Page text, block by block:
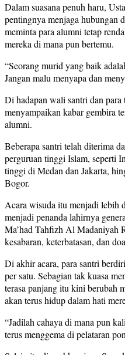
Dalam suasana penuh haru,
pentingnya menjaga hubungan
meminta para alumni tetap
mereka di mana pun bertemu.
“Seorang murid yang baik
Jangan malu menyapa dan
Di hadapan wali santri dan
menyampaikan kabar gembira
alumni.
Beberapa santri telah diterima
perguruan tinggi Islam, seperti
tinggi di Medan dan Jakarta,
Bogor.
Acara wisuda itu menjadi lebih
menjadi penanda lahirnya
Ma’had Tahfizh Al Madaniyah
kesabaran, keterbatasan, dan
Di akhir acara, para santri
per satu. Sebagian tak kuasa
terasa panjang itu kini berubah
akan terus hidup dalam hati
“Jadilah cahaya di mana pun
terus menggema di pelataran